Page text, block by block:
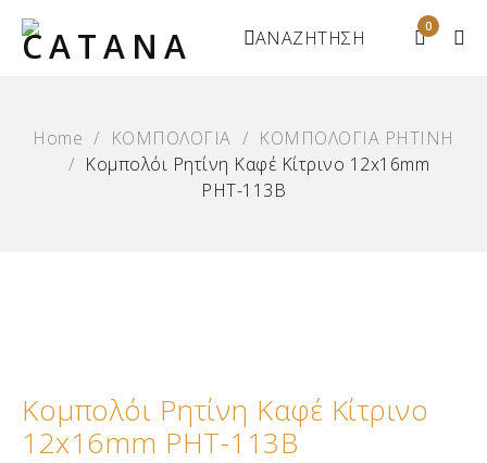
0
ΑΝΑΖΗΤΗΣΗ
Home / ΚΟΜΠΟΛΟΓΙΑ / ΚΟΜΠΟΛΟΓΙΑ ΡΗΤΙΝΗ
/ Κομπολόι Ρητίνη Καφέ Κίτρινο 12x16mm
ΡΗΤ-113Β
Κομπολόι Ρητίνη Καφέ Κίτρινο
12x16mm ΡΗΤ-113Β